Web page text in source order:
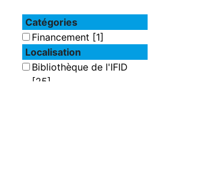
Catégories
Financement [1]
Localisation
Bibliothèque de l'IFID
[25]